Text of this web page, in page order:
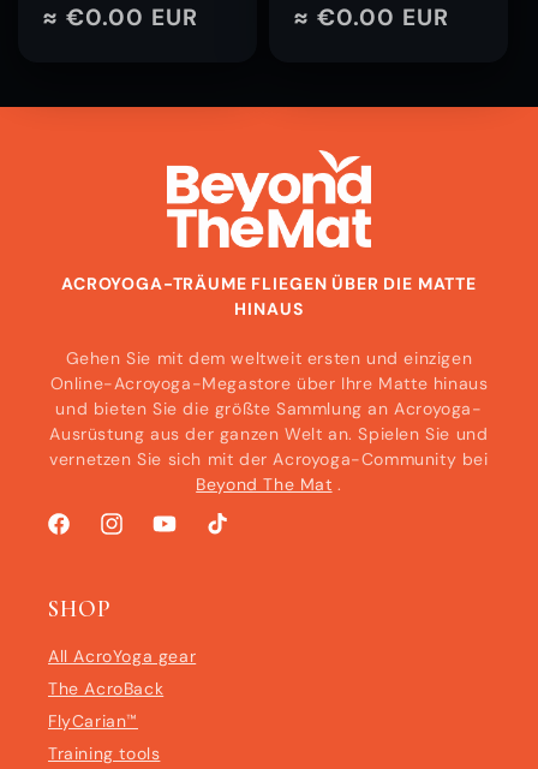
Preis
≈ €0.00 EUR
Preis
≈ €0.00 EUR
ACROYOGA-TRÄUME FLIEGEN ÜBER DIE MATTE
HINAUS
Gehen Sie mit dem weltweit ersten und einzigen
Online-Acroyoga-Megastore über Ihre Matte hinaus
und bieten Sie die größte Sammlung an Acroyoga-
Ausrüstung aus der ganzen Welt an. Spielen Sie und
vernetzen Sie sich mit der Acroyoga-Community bei
Beyond The Mat .
FacebookInstagramYouTubeTikTok
SHOP
All AcroYoga gear
The AcroBack
FlyCarian™
Training tools